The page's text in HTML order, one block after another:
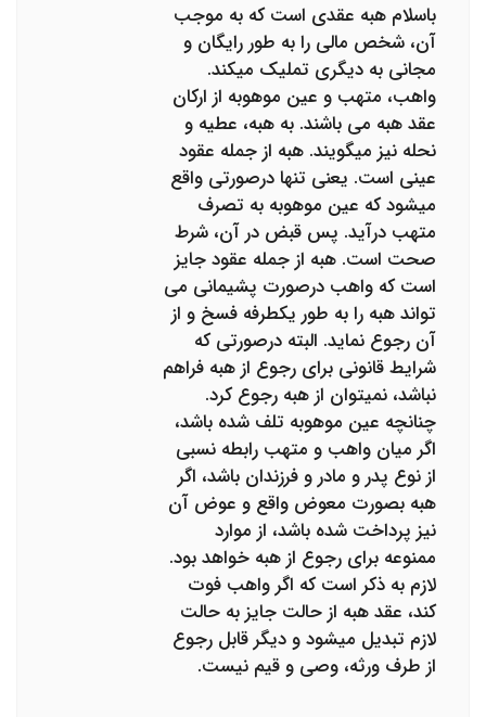
باسلام هبه عقدی است که به موجب
آن، شخص مالی را به طور رایگان و
مجانی به دیگری تملیک میکند.
واهب، متهب و عین موهوبه از ارکان
عقد هبه می باشند. به هبه، عطیه و
نحله نیز میگویند. هبه از جمله عقود
عینی است. یعنی تنها درصورتی واقع
میشود که عین موهوبه به تصرف
متهب درآید. پس قبض در آن، شرط
صحت است. هبه از جمله عقود جایز
است که واهب درصورت پشیمانی می
تواند هبه را به طور یکطرفه فسخ و از
آن رجوع نماید. البته درصورتی که
شرایط قانونی برای رجوع از هبه فراهم
نباشد، نمیتوان از هبه رجوع کرد.
چنانچه عین موهوبه تلف شده باشد،
اگر میان واهب و متهب رابطه نسبی
از نوع پدر و مادر و فرزندان باشد، اگر
هبه بصورت معوض واقع و عوض آن
نیز پرداخت شده باشد، از موارد
ممنوعه برای رجوع از هبه خواهد بود.
لازم به ذکر است که اگر واهب فوت
کند، عقد هبه از حالت جایز به حالت
لازم تبدیل میشود و دیگر قابل رجوع
از طرف ورثه، وصی و قیم نیست.